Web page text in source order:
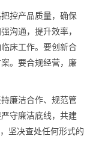
控产品质量，确保
沟通，提升效率，
床工作。要创新合
。要合规经营，廉
廉洁合作、规范管
守廉洁底线，共建
坚决查处任何形式的